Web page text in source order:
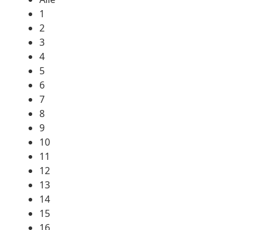
1
2
3
4
5
6
7
8
9
10
11
12
13
14
15